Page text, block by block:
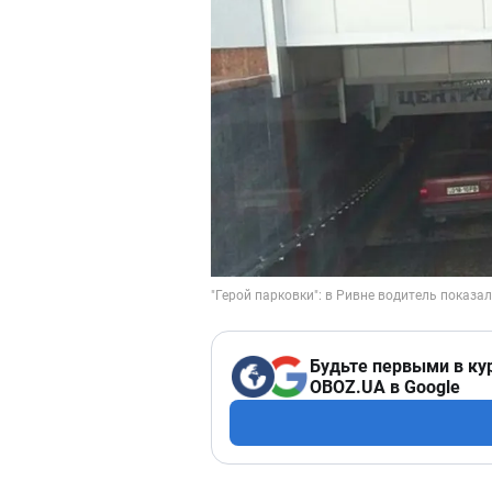
Будьте первыми в
OBOZ.UA в Google